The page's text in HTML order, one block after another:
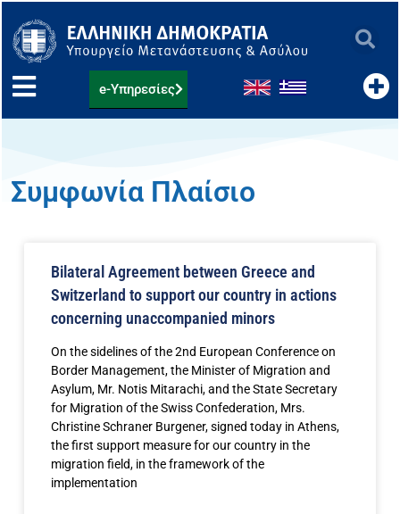
στο
περιεχόμενο
e-Υπηρεσίες
Συμφωνία Πλαίσιο
Bilateral Agreement between Greece and
Switzerland to support our country in actions
concerning unaccompanied minors
On the sidelines of the 2nd European Conference on
Border Management, the Minister of Migration and
Asylum, Mr. Notis Mitarachi, and the State Secretary
for Migration of the Swiss Confederation, Mrs.
Christine Schraner Burgener, signed today in Athens,
the first support measure for our country in the
migration field, in the framework of the
implementation